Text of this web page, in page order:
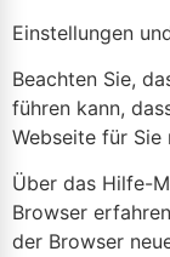
Einstellungen
Beachten Sie,
führen kann,
Webseite für
Über das Hilfe-
Browser
der Browser